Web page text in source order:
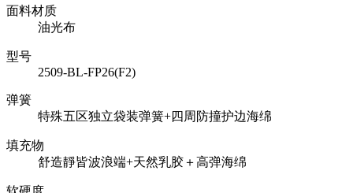
面料材质
油光布
型号
2509-BL-FP26(F2)
弹簧
特殊五区独立袋装弹簧+四周防撞护边海绵
填充物
舒造靜皆波浪端+天然乳胶＋高弹海绵